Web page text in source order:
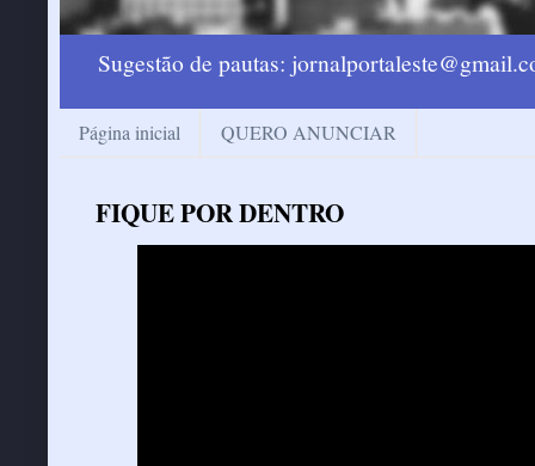
Sugestão de pautas:
Página inicial QUERO ANUNCIAR
FIQUE POR DENTRO